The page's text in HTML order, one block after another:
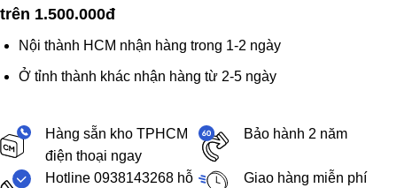
trên 1.500.000đ
Nội thành HCM nhận hàng trong 1-2 ngày
Ở tỉnh thành khác nhận hàng từ 2-5 ngày
Hàng sẵn kho TPHCM
điện thoại ngay
Bảo hành 2 năm
Hotline 0938143268 hỗ
Giao hàng miễn phí